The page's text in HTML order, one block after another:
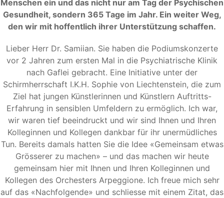
Menschen ein und das nicht nur am Tag der Psychischen
Gesundheit, sondern 365 Tage im Jahr. Ein weiter Weg,
den wir mit hoffentlich ihrer Unterstützung schaffen.
Lieber Herr Dr. Samiian. Sie haben die Podiumskonzerte
vor 2 Jahren zum ersten Mal in die Psychiatrische Klinik
nach Gaflei gebracht. Eine Initiative unter der
Schirmherrschaft I.K.H. Sophie von Liechtenstein, die zum
Ziel hat jungen Künstlerinnen und Künstlern Auftritts-
Erfahrung in sensiblen Umfeldern zu ermöglich. Ich war,
wir waren tief beeindruckt und wir sind Ihnen und Ihren
Kolleginnen und Kollegen dankbar für ihr unermüdliches
Tun. Bereits damals hatten Sie die Idee «Gemeinsam etwas
Grösserer zu machen» – und das machen wir heute
gemeinsam hier mit Ihnen und Ihren Kolleginnen und
Kollegen des Orchesters Arpeggione. Ich freue mich sehr
auf das «Nachfolgende» und schliesse mit einem Zitat, das